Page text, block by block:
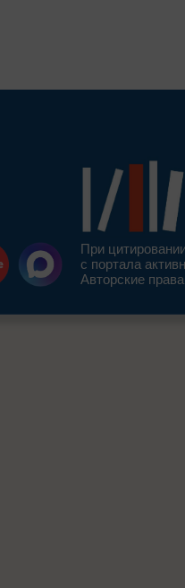
При
с портала
Авторские